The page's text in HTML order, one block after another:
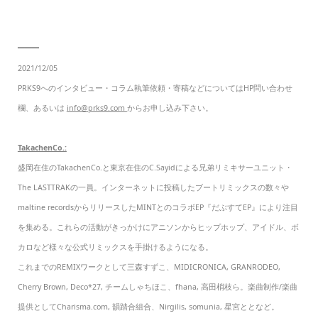
───
2021/12/05
PRKS9へのインタビュー・コラム執筆依頼・寄稿などについてはHP問い合わせ
欄、あるいは info@prks9.com からお申し込み下さい。
TakachenCo.:
盛岡在住のTakachenCo.と東京在住のC.Sayidによる兄弟リミキサーユニット・
The LASTTRAKの一員。インターネットに投稿したブートリミックスの数々や
maltine recordsからリリースしたMINTとのコラボEP『だぶすてEP』により注目
を集める。これらの活動がきっかけにアニソンからヒップホップ、アイドル、ボ
カロなど様々な公式リミックスを手掛けるようになる。
これまでのREMIXワークとして三森すずこ、MIDICRONICA, GRANRODEO,
Cherry Brown, Deco*27, チームしゃちほこ、fhana, 高田梢枝ら。楽曲制作/楽曲
提供としてCharisma.com, 韻踏合組合、Nirgilis, somunia, 星宮ととなど。